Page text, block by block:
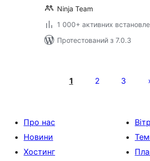
Ninja Team
1 000+ активних
Протестований з 7.0.3
записів
1 2 3
Про нас
Новини
Хостинг